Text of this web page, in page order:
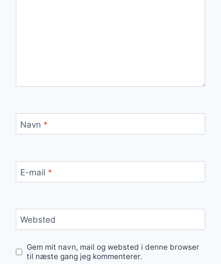
Navn *
E-mail *
Websted
Gem mit navn, mail og websted i denne browser
til næste gang jeg kommenterer.